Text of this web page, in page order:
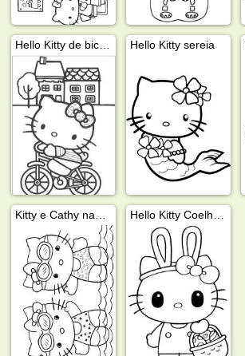
Hello Kitty sereia